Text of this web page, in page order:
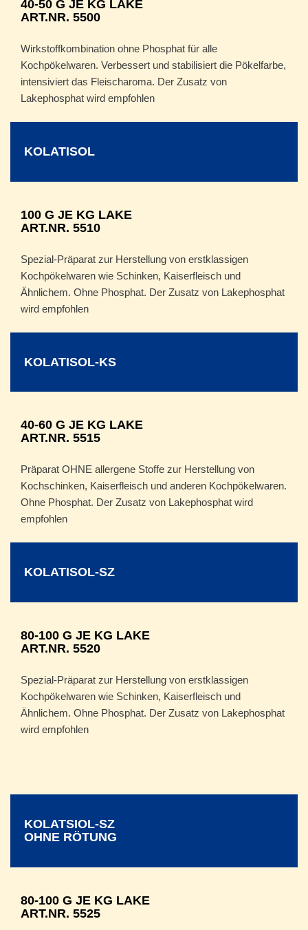
40-50 G JE KG LAKE
ART.NR. 5500
Wirkstoffkombination ohne Phosphat für alle
Kochpökelwaren. Verbessert und stabilisiert die Pökelfarbe,
intensiviert das Fleischaroma. Der Zusatz von
Lakephosphat wird empfohlen
KOLATISOL
100 G JE KG LAKE
ART.NR. 5510
Spezial-Präparat zur Herstellung von erstklassigen
Kochpökelwaren wie Schinken, Kaiserfleisch und
Ähnlichem. Ohne Phosphat. Der Zusatz von Lakephosphat
wird empfohlen
KOLATISOL-KS
40-60 G JE KG LAKE
ART.NR. 5515
Präparat OHNE allergene Stoffe zur Herstellung von
Kochschinken, Kaiserfleisch und anderen Kochpökelwaren.
Ohne Phosphat. Der Zusatz von Lakephosphat wird
empfohlen
KOLATISOL-SZ
80-100 G JE KG LAKE
ART.NR. 5520
Spezial-Präparat zur Herstellung von erstklassigen
Kochpökelwaren wie Schinken, Kaiserfleisch und
Ähnlichem. Ohne Phosphat. Der Zusatz von Lakephosphat
wird empfohlen
KOLATSIOL-SZ
OHNE RÖTUNG
80-100 G JE KG LAKE
ART.NR. 5525